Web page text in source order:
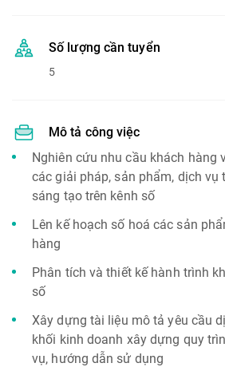
Số lượng cần tuyển
5
Mô tả công việc
Nghiên cứu nhu cầu khách hàng
các giải pháp, sản phẩm, dịch vụ
sáng tạo trên kênh số
Lên kế hoạch số hoá các sản
hàng
Phân tích và thiết kế hành trình
số
Xây dựng tài liệu mô tả yêu cầu
khối kinh doanh xây dựng quy
vụ, hướng dẫn sử dụng